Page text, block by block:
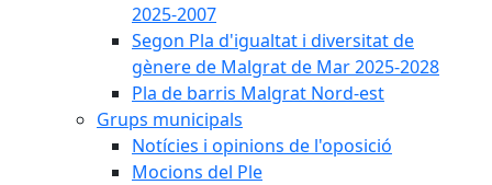
2025-2007
Segon Pla d'igualtat i diversitat de
gènere de Malgrat de Mar 2025-2028
Pla de barris Malgrat Nord-est
Grups municipals
Notícies i opinions de l'oposició
Mocions del Ple